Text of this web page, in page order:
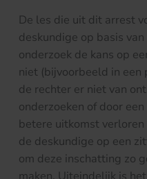
De les die uit dit arrest
deskundige op basis
onderzoek de kans op
niet (bijvoorbeeld in een
de rechter er niet van
onderzoeken of door
betere uitkomst
de deskundige op een
om deze inschatting zo